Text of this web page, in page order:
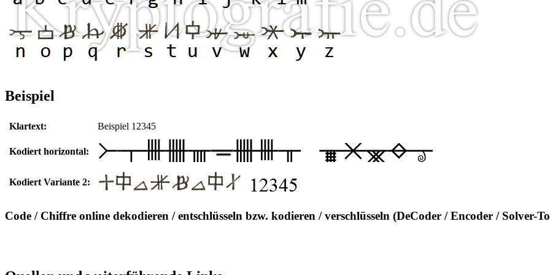
Beispiel
Klartext: Beispiel 12345
Kodiert horizontal:
Kodiert Variante 2:
Code / Chiffre online dekodieren / entschlüsseln bzw. kodieren / verschlüsseln (DeCoder / Encoder / Solver-